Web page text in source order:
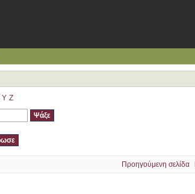
Y Z
Προηγούμενη σελίδα